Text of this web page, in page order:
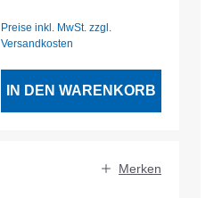
Preise inkl. MwSt. zzgl.
Versandkosten
IN DEN WARENKORB
Merken